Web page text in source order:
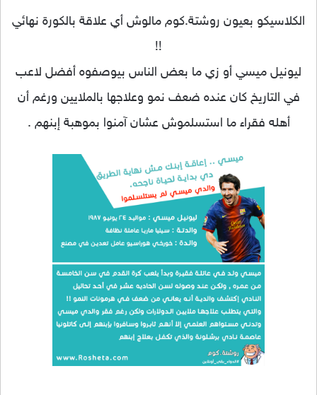
الكلاسيكو بعيون روشتة.كوم مالوش أي علاقة بالكورة نهائي
!!
ليونيل ميسي أو زي ما بعض الناس بيوصفوه أفضل لاعب
في التاريخ كان عنده ضعف نمو وعلاجها بالملايين ورغم أن
أهله فقراء ما استسلموش عشان آمنوا بموهبة إبنهم .